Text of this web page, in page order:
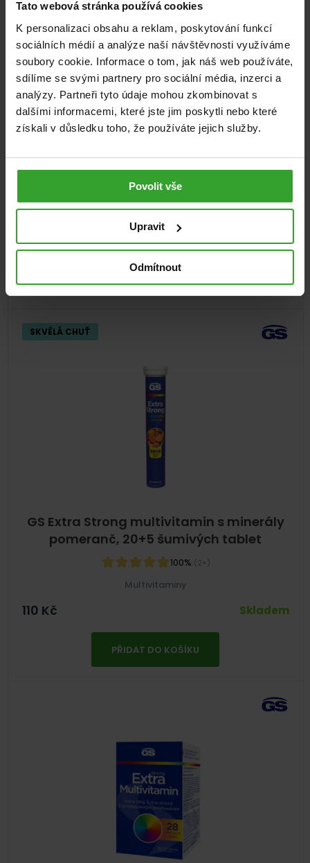
Tato webová stránka používá cookies
K personalizaci obsahu a reklam, poskytování funkcí
sociálních médií a analýze naší návštěvnosti využíváme
soubory cookie. Informace o tom, jak náš web používáte,
sdílíme se svými partnery pro sociální média, inzerci a
analýzy. Partneři tyto údaje mohou zkombinovat s
dalšími informacemi, které jste jim poskytli nebo které
získali v důsledku toho, že používáte jejich služby.
Povolit vše
Upravit
Odmítnout
GS Magnesium s vitaminem B6, 100
tablet
Magnesium
GS Extra Strong multivitamin s minerály
pomeranč, 20+5 šumivých tablet
100% (2×)
SKVĚLÁ CHUŤ
Multivitaminy
110 Kč Skladem
PŘIDAT DO KOŠÍKU